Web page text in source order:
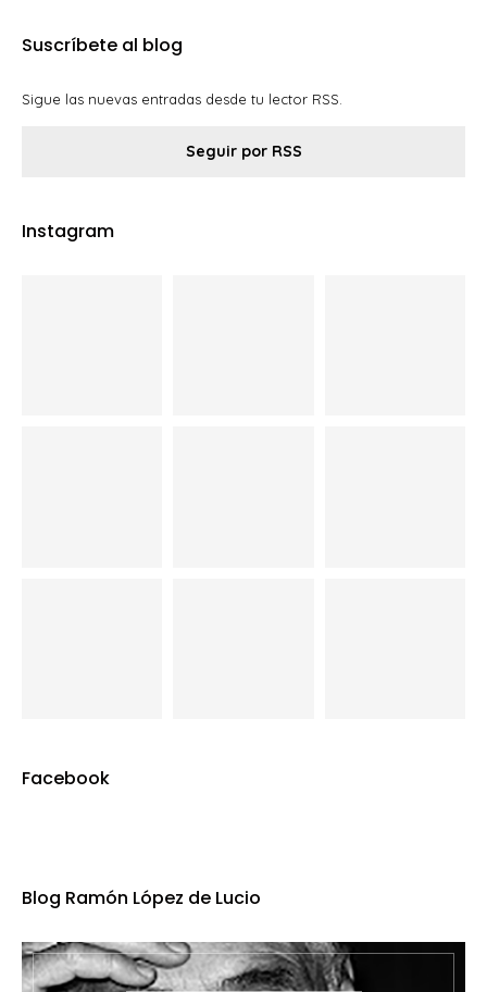
Suscríbete al blog
Sigue las nuevas entradas desde tu lector RSS.
Seguir por RSS
Instagram
Facebook
Blog Ramón López de Lucio